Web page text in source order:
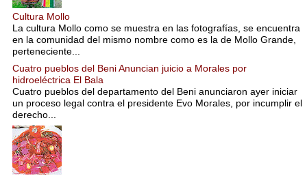
Cultura Mollo
La cultura Mollo como se muestra en las fotografías, se encuentra
en la comunidad del mismo nombre como es la de Mollo Grande,
perteneciente...
Cuatro pueblos del Beni Anuncian juicio a Morales por
hidroeléctrica El Bala
Cuatro pueblos del departamento del Beni anunciaron ayer iniciar
un proceso legal contra el presidente Evo Morales, por incumplir el
derecho...